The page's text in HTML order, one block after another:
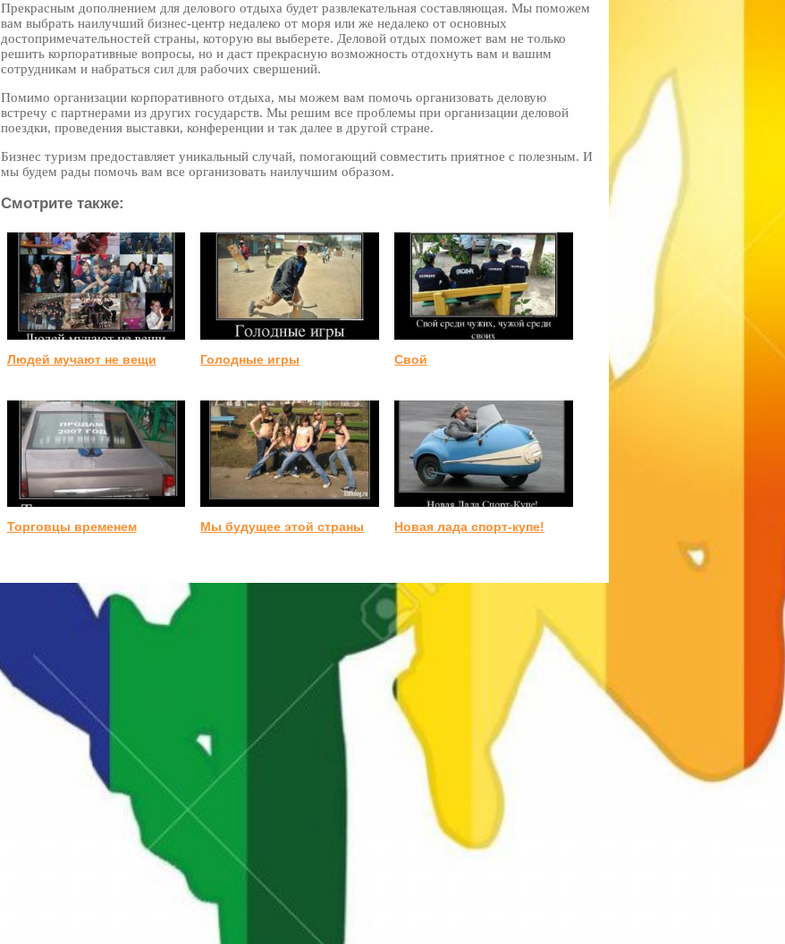
Прекрасным дополнением для делового отдыха будет развлекательная составляющая. Мы поможем
вам выбрать наилучший бизнес-центр недалеко от моря или же недалеко от основных
достопримечательностей страны, которую вы выберете. Деловой отдых поможет вам не только
решить корпоративные вопросы, но и даст прекрасную возможность отдохнуть вам и вашим
сотрудникам и набраться сил для рабочих свершений.
Помимо организации корпоративного отдыха, мы можем вам помочь организовать деловую
встречу с партнерами из других государств. Мы решим все проблемы при организации деловой
поездки, проведения выставки, конференции и так далее в другой стране.
Бизнес туризм предоставляет уникальный случай, помогающий совместить приятное с полезным. И
мы будем рады помочь вам все организовать наилучшим образом.
Смотрите также:
Людей мучают не вещи Голодные игры Свой
Торговцы временем Мы будущее этой страны Новая лада спорт-купе!